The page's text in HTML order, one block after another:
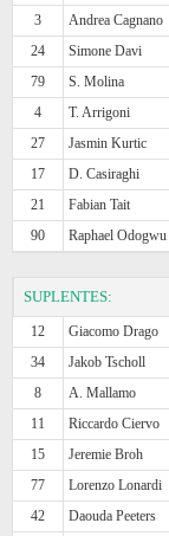
3
Andrea Cagnano
24
Simone Davi
79
S. Molina
4
T. Arrigoni
27
Jasmin Kurtic
17
D. Casiraghi
21
Fabian Tait
90
Raphael Odogwu
SUPLENTES:
12 Giacomo Drago
34
Jakob Tscholl
8
A. Mallamo
11
Riccardo Ciervo
15
Jeremie Broh
77
Lorenzo Lonardi
42
Daouda Peeters